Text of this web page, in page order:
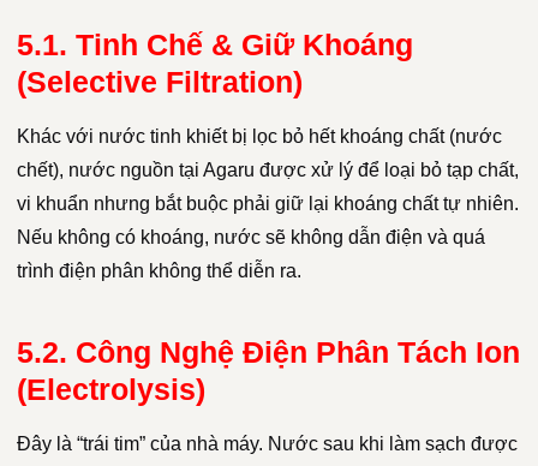
5.1. Tinh Chế & Giữ Khoáng
(Selective Filtration)
Khác với nước tinh khiết bị lọc bỏ hết khoáng chất (nước
chết), nước nguồn tại Agaru được xử lý để loại bỏ tạp chất,
vi khuẩn nhưng bắt buộc phải giữ lại khoáng chất tự nhiên.
Nếu không có khoáng, nước sẽ không dẫn điện và quá
trình điện phân không thể diễn ra.
5.2. Công Nghệ Điện Phân Tách Ion
(Electrolysis)
Đây là “trái tim” của nhà máy. Nước sau khi làm sạch được